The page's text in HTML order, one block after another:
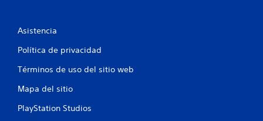
Asistencia
Política de privacidad
Términos de uso del sitio web
Mapa del sitio
PlayStation Studios